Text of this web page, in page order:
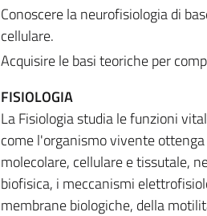
Conoscere la neurofisiologia di
cellulare.
Acquisire le basi teoriche per
FISIOLOGIA
La Fisiologia studia le funzioni
come l'organismo vivente
molecolare, cellulare e tissutale,
biofisica, i meccanismi
membrane biologiche, della